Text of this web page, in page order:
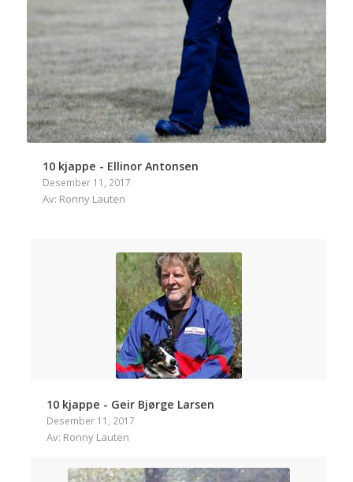
10 kjappe - Ellinor Antonsen
Desember 11, 2017
Av: Ronny Lauten
10 kjappe - Geir Bjørge Larsen
Desember 11, 2017
Av: Ronny Lauten